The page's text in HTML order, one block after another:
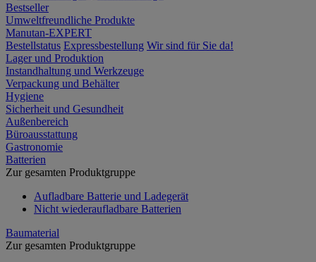
Bestseller
Umweltfreundliche Produkte
Manutan-EXPERT
Bestellstatus Expressbestellung Wir sind für Sie da!
Lager und Produktion
Instandhaltung und Werkzeuge
Verpackung und Behälter
Hygiene
Sicherheit und Gesundheit
Außenbereich
Büroausstattung
Gastronomie
Batterien
Zur gesamten Produktgruppe
Aufladbare Batterie und Ladegerät
Nicht wiederaufladbare Batterien
Baumaterial
Zur gesamten Produktgruppe